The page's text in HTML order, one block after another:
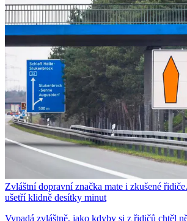
Zvláštní dopravní značka mate i zkušené
ušetří klidně desítky minut
Vypadá zvláštně, jako kdyby si z řidičů chtěl